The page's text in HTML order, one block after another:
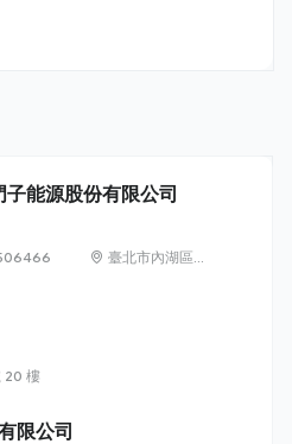
能源股份有限公司
臺北市內湖區
20 樓
限公司